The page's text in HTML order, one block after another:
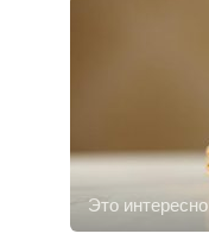
Это интересно